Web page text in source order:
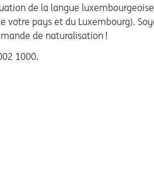
de la langue
votre pays et du Luxembourg).
de naturalisation !
1000.